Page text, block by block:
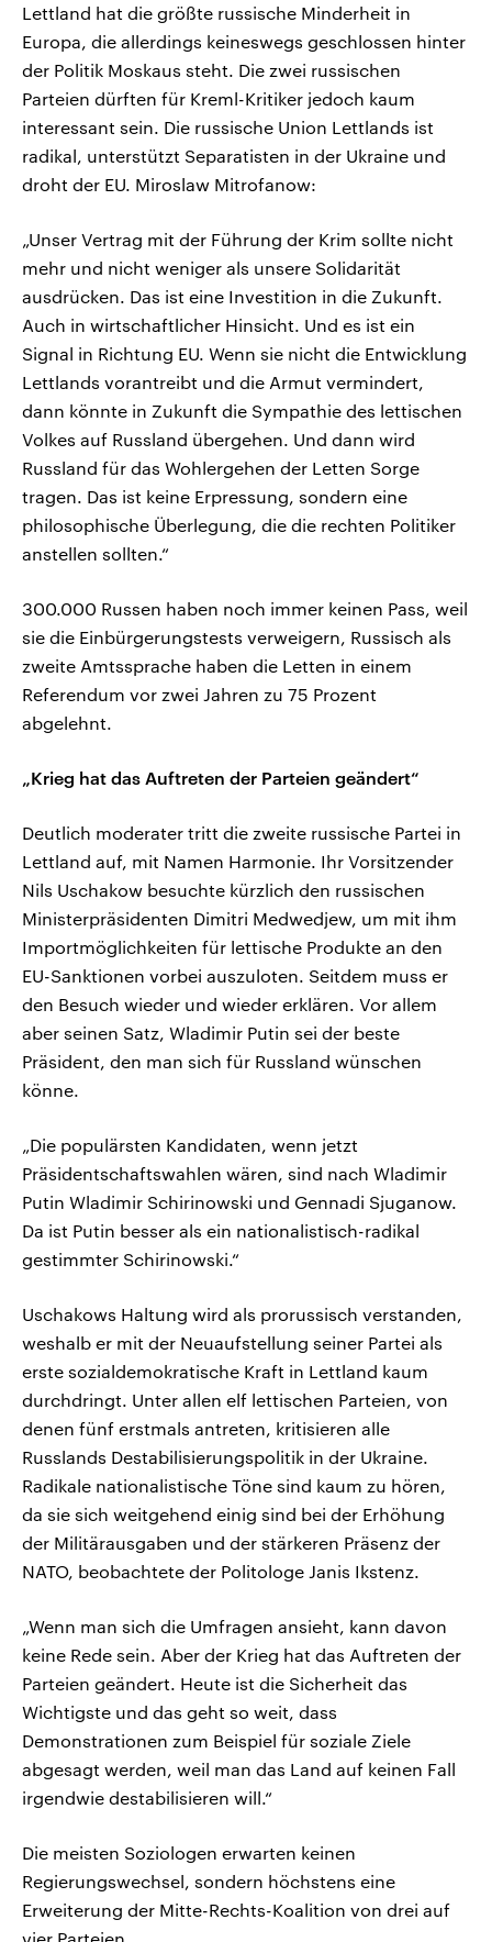
Lettland hat die größte russische Minderheit in
Europa, die allerdings keineswegs geschlossen hinter
der Politik Moskaus steht. Die zwei russischen
Parteien dürften für Kreml-Kritiker jedoch kaum
interessant sein. Die russische Union Lettlands ist
radikal, unterstützt Separatisten in der Ukraine und
droht der EU. Miroslaw Mitrofanow:
„Unser Vertrag mit der Führung der Krim sollte nicht
mehr und nicht weniger als unsere Solidarität
ausdrücken. Das ist eine Investition in die Zukunft.
Auch in wirtschaftlicher Hinsicht. Und es ist ein
Signal in Richtung EU. Wenn sie nicht die Entwicklung
Lettlands vorantreibt und die Armut vermindert,
dann könnte in Zukunft die Sympathie des lettischen
Volkes auf Russland übergehen. Und dann wird
Russland für das Wohlergehen der Letten Sorge
tragen. Das ist keine Erpressung, sondern eine
philosophische Überlegung, die die rechten Politiker
anstellen sollten.“
300.000 Russen haben noch immer keinen Pass, weil
sie die Einbürgerungstests verweigern, Russisch als
zweite Amtssprache haben die Letten in einem
Referendum vor zwei Jahren zu 75 Prozent
abgelehnt.
„Krieg hat das Auftreten der Parteien geändert“
Deutlich moderater tritt die zweite russische Partei in
Lettland auf, mit Namen Harmonie. Ihr Vorsitzender
Nils Uschakow besuchte kürzlich den russischen
Ministerpräsidenten Dimitri Medwedjew, um mit ihm
Importmöglichkeiten für lettische Produkte an den
EU-Sanktionen vorbei auszuloten. Seitdem muss er
den Besuch wieder und wieder erklären. Vor allem
aber seinen Satz, Wladimir Putin sei der beste
Präsident, den man sich für Russland wünschen
könne.
„Die populärsten Kandidaten, wenn jetzt
Präsidentschaftswahlen wären, sind nach Wladimir
Putin Wladimir Schirinowski und Gennadi Sjuganow.
Da ist Putin besser als ein nationalistisch-radikal
gestimmter Schirinowski.“
Uschakows Haltung wird als prorussisch verstanden,
weshalb er mit der Neuaufstellung seiner Partei als
erste sozialdemokratische Kraft in Lettland kaum
durchdringt. Unter allen elf lettischen Parteien, von
denen fünf erstmals antreten, kritisieren alle
Russlands Destabilisierungspolitik in der Ukraine.
Radikale nationalistische Töne sind kaum zu hören,
da sie sich weitgehend einig sind bei der Erhöhung
der Militärausgaben und der stärkeren Präsenz der
NATO, beobachtete der Politologe Janis Ikstenz.
„Wenn man sich die Umfragen ansieht, kann davon
keine Rede sein. Aber der Krieg hat das Auftreten der
Parteien geändert. Heute ist die Sicherheit das
Wichtigste und das geht so weit, dass
Demonstrationen zum Beispiel für soziale Ziele
abgesagt werden, weil man das Land auf keinen Fall
irgendwie destabilisieren will.“
Die meisten Soziologen erwarten keinen
Regierungswechsel, sondern höchstens eine
Erweiterung der Mitte-Rechts-Koalition von drei auf